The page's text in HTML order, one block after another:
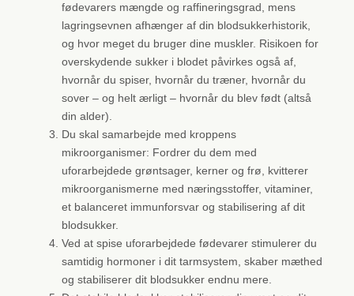
fødevarers mængde og raffineringsgrad, mens
lagringsevnen afhænger af din blodsukkerhistorik,
og hvor meget du bruger dine muskler. Risikoen for
overskydende sukker i blodet påvirkes også af,
hvornår du spiser, hvornår du træner, hvornår du
sover – og helt ærligt – hvornår du blev født (altså
din alder).
Du skal samarbejde med kroppens
mikroorganismer: Fordrer du dem med
uforarbejdede grøntsager, kerner og frø, kvitterer
mikroorganismerne med næringsstoffer, vitaminer,
et balanceret immunforsvar og stabilisering af dit
blodsukker.
Ved at spise uforarbejdede fødevarer stimulerer du
samtidig hormoner i dit tarmsystem, skaber mæthed
og stabiliserer dit blodsukker endnu mere.